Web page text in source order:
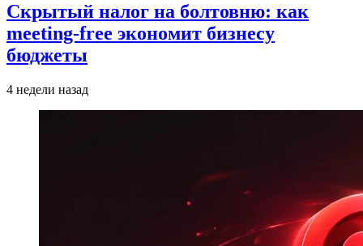
Скрытый налог на болтовню: как
meeting-free экономит бизнесу
бюджеты
4 недели назад